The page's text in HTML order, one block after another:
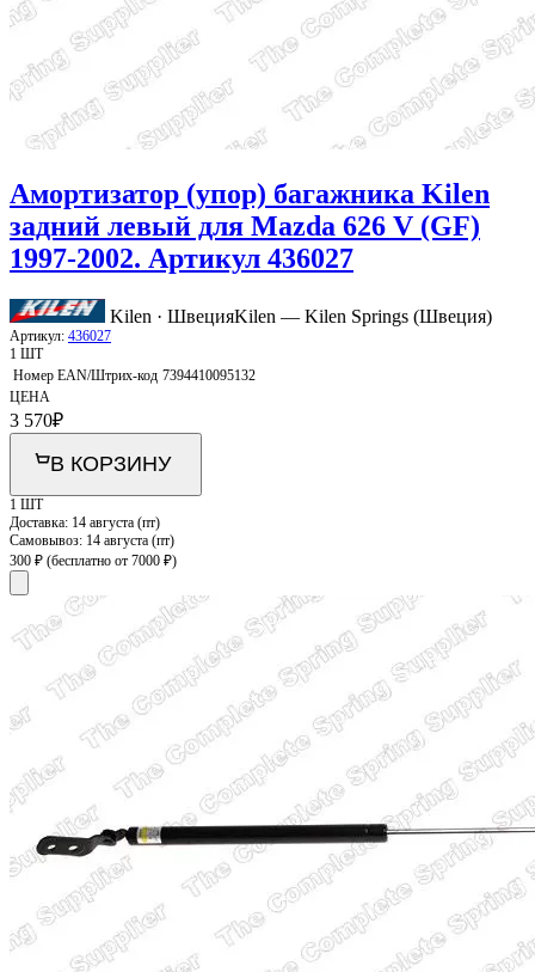
Амортизатор (упор) багажника Kilen
задний левый для Mazda 626 V (GF)
1997-2002. Артикул 436027
Kilen · ШвецияKilen — Kilen Springs (Швеция)
Артикул: 436027
1 ШТ
Номер EAN/Штрих-код 7394410095132
ЦЕНА
3 570₽
В КОРЗИНУ
1 ШТ
Доставка: 14 августа (пт)
Самовывоз: 14 августа (пт)
300 ₽ (бесплатно от 7000 ₽)